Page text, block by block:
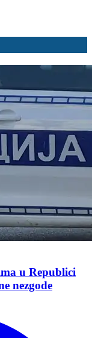
u Republici
nezgode